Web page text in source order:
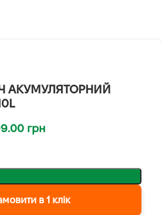
АКУМУЛЯТОРНИЙ
грн
в 1 клік